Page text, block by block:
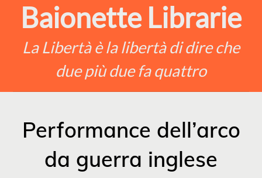
Baionette Librarie
La Libertà è la libertà di dire che
due più due fa quattro
Performance dell’arco
da guerra inglese